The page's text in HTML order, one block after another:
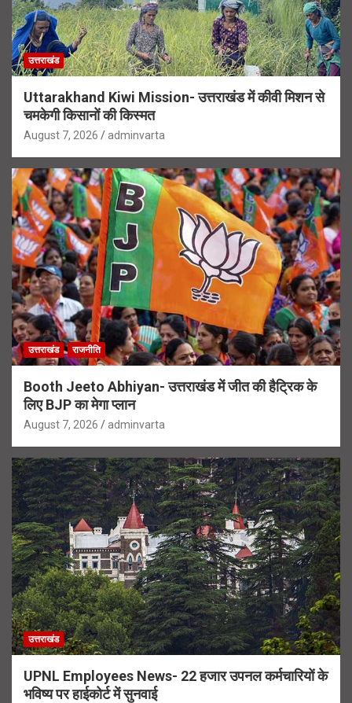
उत्तराखंड
Uttarakhand Kiwi Mission- उत्तराखंड में कीवी मिशन से
चमकेगी किसानों की किस्मत
August 7, 2026 adminvarta
उत्तराखंड राजनीति
Booth Jeeto Abhiyan- उत्तराखंड में जीत की हैट्रिक के
लिए BJP का मेगा प्लान
August 7, 2026 adminvarta
उत्तराखंड
UPNL Employees News- 22 हजार उपनल कर्मचारियों के
भविष्य पर हाईकोर्ट में सुनवाई